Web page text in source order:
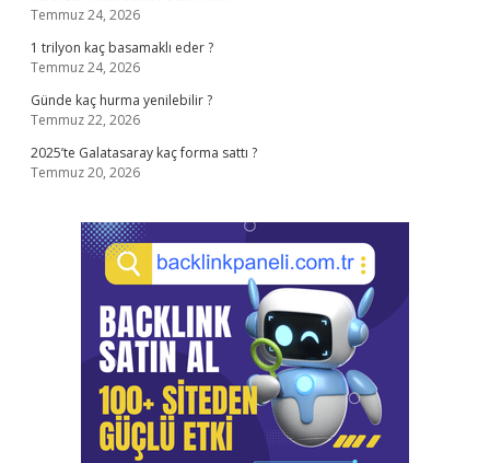
Temmuz 24, 2026
1 trilyon kaç basamaklı eder ?
Temmuz 24, 2026
Günde kaç hurma yenilebilir ?
Temmuz 22, 2026
2025’te Galatasaray kaç forma sattı ?
Temmuz 20, 2026